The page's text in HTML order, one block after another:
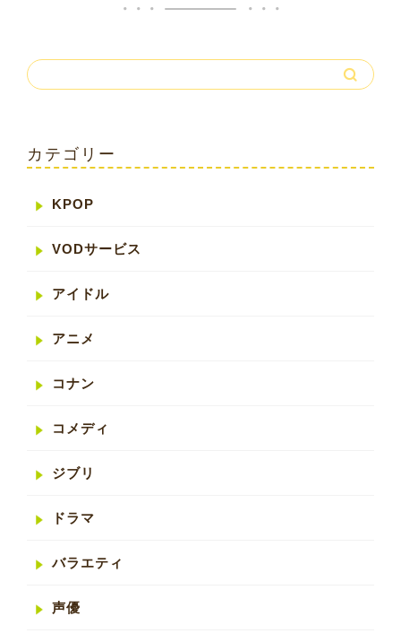
カテゴリー
KPOP
VODサービス
アイドル
アニメ
コナン
コメディ
ジブリ
ドラマ
バラエティ
声優